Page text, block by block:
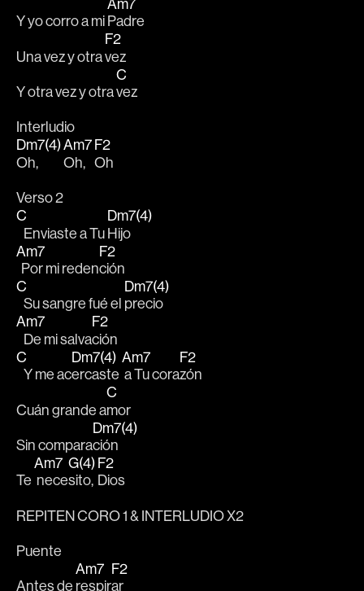
Y yo corro a mi Padre
Una vez y otra
F2
vez
Y otra vez y otra
C
vez
Interludio
Dm7(4)
Oh,
Am7
Oh,
F2
Oh
Verso 2
C
   Enviaste a Tu
Dm7(4)
Hijo
Am7
  Por mi reden
F2
ción
C
   Su sangre fué el
Dm7(4)
precio
Am7
   De mi salva
F2
ción
C
   Y me ac
Dm7(4)
ercaste
Am7
a Tu cora
F2
zón
Cuán grande a
C
mor
Sin compara
Dm7(4)
ción
Te
Am7
nece
G(4)
sito,
F2
Dios
REPITEN CORO 1 & INTERLUDIO X2
Puente
Antes de
Am7
respir
F2
ar